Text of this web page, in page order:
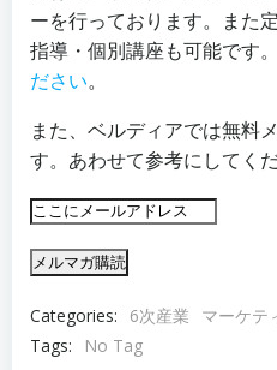
ーを行っております。また
指導・個別講座も可能です。
ださい。
また、ベルディアでは無料
す。あわせて参考にしてくだ
Categories: 6次産業
マーケテ
Tags:
No Tag